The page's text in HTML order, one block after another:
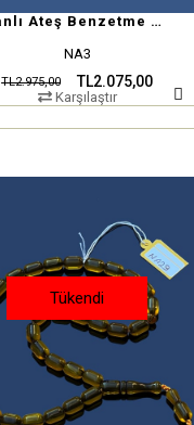
Osmanlı Ateş Benzetme Sıkma Kehribar
NA3
TL2.075,00
TL2.975,00
Karşılaştır
Tükendi